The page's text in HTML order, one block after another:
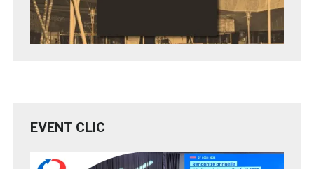
EVENT CLIC